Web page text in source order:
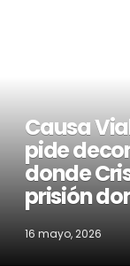
Causa
pide
donde
prisión
16 mayo, 2026